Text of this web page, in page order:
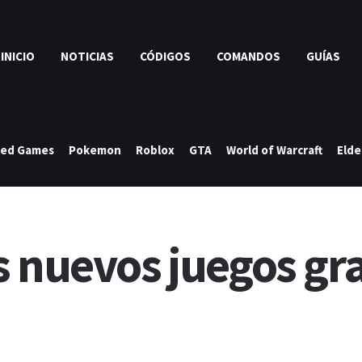
INICIO NOTICIAS CÓDIGOS COMANDOS GUÍAS
Games Pokemon Roblox GTA World of Warcraft
nuevos juegos